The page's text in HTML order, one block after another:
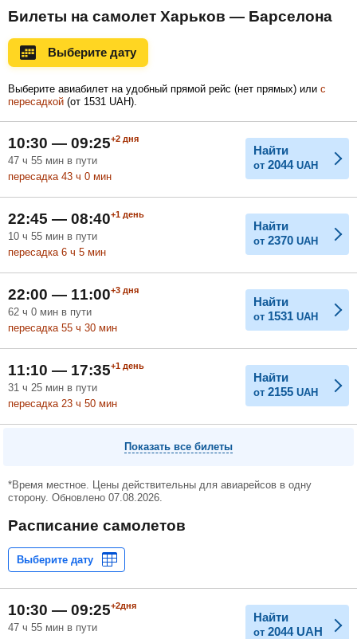
Сентябрь
Ноябрь
Билеты на самолет Харьков — Барселона
Выберите дату
Выберите авиабилет на удобный прямой рейс (нет прямых) или с
пересадкой (от 1531 UAH).
10:30 — 09:25+2 дня
47 ч 55 мин в пути
пересадка 43 ч 0 мин
Найти
от 2044 UAH
22:45 — 08:40+1 день
10 ч 55 мин в пути
пересадка 6 ч 5 мин
Найти
от 2370 UAH
22:00 — 11:00+3 дня
62 ч 0 мин в пути
пересадка 55 ч 30 мин
Найти
от 1531 UAH
11:10 — 17:35+1 день
31 ч 25 мин в пути
пересадка 23 ч 50 мин
Найти
от 2155 UAH
Показать все билеты
*Время местное. Цены действительны для авиарейсов в одну
сторону. Обновлено 07.08.2026.
Расписание самолетов
10:30 — 09:25+2дня
47 ч 55 мин в пути
Найти
от 2044 UAH